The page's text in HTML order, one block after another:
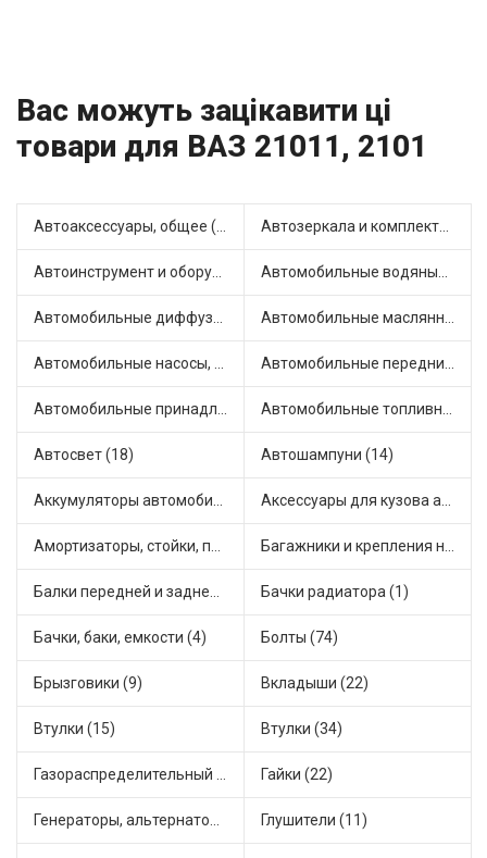
Вас можуть зацікавити ці
товари для ВАЗ 21011, 2101
Автоаксессуары, общее (1) Автозеркала и комплектующие (4)
Автоинструмент и оборудование (7) Автомобильные водяные насосы (14)
Автомобильные диффузоры и вентиляторы (4) Автомобильные маслянные насосы (7)
Автомобильные насосы, компрессоры и манометры (1) Автомобильные передние фары (2)
Автомобильные принадлежности и аксессуары (4) Автомобильные топливные насосы (16)
Автосвет (18) Автошампуни (14)
Аккумуляторы автомобильные (1) Аксессуары для кузова автомобиля (1)
Амортизаторы, стойки, подушки стоек (36) Багажники и крепления на крышу (1)
Балки передней и задней подвески (4) Бачки радиатора (1)
Бачки, баки, емкости (4) Болты (74)
Брызговики (9) Вкладыши (22)
Втулки (15) Втулки (34)
Газораспределительный механизм (2) Гайки (22)
Генераторы, альтернаторы и комплектующие (28) Глушители (11)